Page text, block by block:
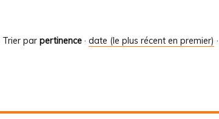
Trier par pertinence · date (le plus récent en premier) ·